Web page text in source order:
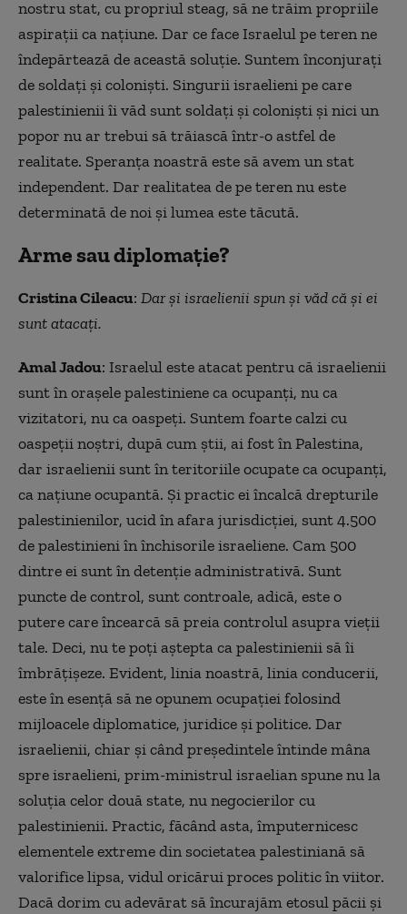
nostru stat, cu propriul steag, să ne trăim propriile
aspirații ca națiune. Dar ce face Israelul pe teren ne
îndepărtează de această soluție. Suntem înconjuraţi
de soldaţi şi colonişti. Singurii israelieni pe care
palestinienii îi văd sunt soldați și coloniști şi nici un
popor nu ar trebui să trăiască într-o astfel de
realitate. Speranța noastră este să avem un stat
independent. Dar realitatea de pe teren nu este
determinată de noi și lumea este tăcută.
Arme sau diplomație?
Cristina Cileacu: Dar şi israelienii spun și văd că şi ei
sunt atacaţi.
Amal Jadou: Israelul este atacat pentru că israelienii
sunt în oraşele palestiniene ca ocupanţi, nu ca
vizitatori, nu ca oaspeţi. Suntem foarte calzi cu
oaspeții noștri, după cum ştii, ai fost în Palestina,
dar israelienii sunt în teritoriile ocupate ca ocupanţi,
ca naţiune ocupantă. Și practic ei încalcă drepturile
palestinienilor, ucid în afara jurisdicţiei, sunt 4.500
de palestinieni în închisorile israeliene. Cam 500
dintre ei sunt în detenţie administrativă. Sunt
puncte de control, sunt controale, adică, este o
putere care încearcă să preia controlul asupra vieţii
tale. Deci, nu te poţi aştepta ca palestinienii să îi
îmbrăţişeze. Evident, linia noastră, linia conducerii,
este în esență să ne opunem ocupației folosind
mijloacele diplomatice, juridice și politice. Dar
israelienii, chiar și când președintele întinde mâna
spre israelieni, prim-ministrul israelian spune nu la
soluția celor două state, nu negocierilor cu
palestinienii. Practic, făcând asta, împuternicesc
elementele extreme din societatea palestiniană să
valorifice lipsa, vidul oricărui proces politic în viitor.
Dacă dorim cu adevărat să încurajăm etosul păcii şi